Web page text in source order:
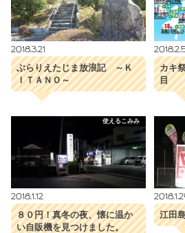
2018.3.21
ぶらりえたじま放浪記 ～Ｋ
ＩＴＡＮＯ～
カキ
目
使えるこみみ
2018.1.12
８０円！真冬の夜、懐に温か
い自販機を見つけました。
江田